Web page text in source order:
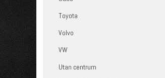
Toyota
Volvo
VW
Utan centrum